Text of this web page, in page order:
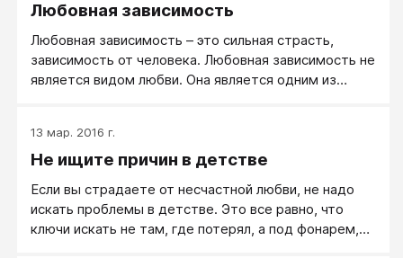
трибуны, со сцены (конечно, это только мое
мнение).
самокритики отсутствует напрочь. Развивает
непродуктивную. Например, объевшись, всю ночь
отжимался на кулаках. Развалил до крови. Не
замечает. И при этом его прет, невероятный гонор
Любовная зависимость
Любовная зависимость – это сильная страсть,
зависимость от человека. Любовная зависимость не
является видом любви. Она является одним из
игровых автоматов. Несмотря на это, многие люди
принимают зависимость за любовь. И они искренне
самом деле это свойство зависимости. Собственно,
это одна из главные трудностей в лечении
любовной зависимости: пока свою душевную боль
13 мар. 2016 г.
Не ищите причин в детстве
Если вы страдаете от несчастной любви, не надо
искать проблемы в детстве. Это все равно, что
ключи искать не там, где потерял, а под фонарем,